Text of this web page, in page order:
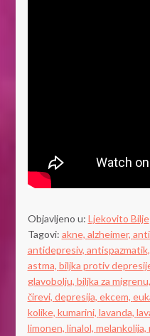
Objavljeno u: Ljekovito Bilje
Tagovi: akne, alzheimer,
antidepresiv, antispazmatik,
astma, biljka protiv
glavobolju, biljka za migrenu,
čirevi, depresija, ekcem,
kolike, kumarini, lavanda,
limonen, linalol, melankolija,